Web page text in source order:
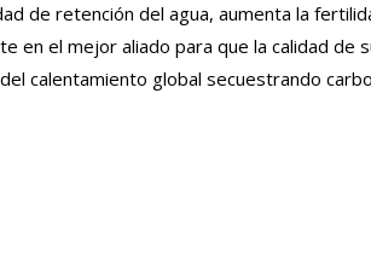
de retención del agua, aumenta la
en el mejor aliado para que la calidad de
calentamiento global secuestrando